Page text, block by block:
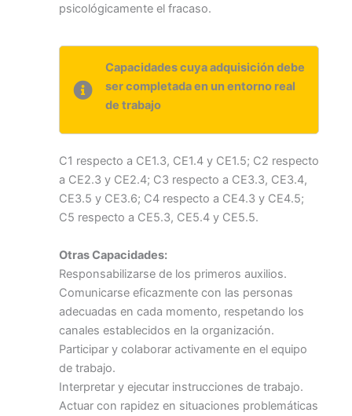
psicológicamente el fracaso.
Capacidades cuya adquisición debe
ser completada en un entorno real
de trabajo
C1 respecto a CE1.3, CE1.4 y CE1.5; C2 respecto
a CE2.3 y CE2.4; C3 respecto a CE3.3, CE3.4,
CE3.5 y CE3.6; C4 respecto a CE4.3 y CE4.5;
C5 respecto a CE5.3, CE5.4 y CE5.5.
Otras Capacidades:
Responsabilizarse de los primeros auxilios.
Comunicarse eficazmente con las personas
adecuadas en cada momento, respetando los
canales establecidos en la organización.
Participar y colaborar activamente en el equipo
de trabajo.
Interpretar y ejecutar instrucciones de trabajo.
Actuar con rapidez en situaciones problemáticas